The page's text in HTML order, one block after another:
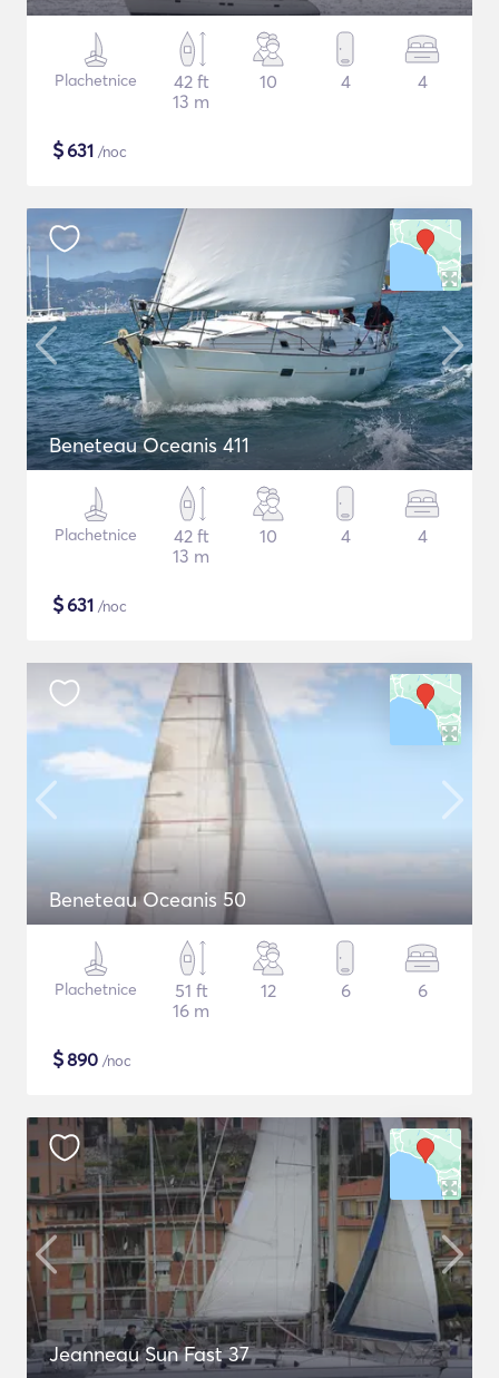
Plachetnice
42 ft
13 m
10 4 4
$631 /noc
Beneteau Oceanis 411
Plachetnice
42 ft
13 m
10 4 4
$631 /noc
Beneteau Oceanis 50
Plachetnice
51 ft
16 m
12 6 6
$890 /noc
Jeanneau Sun Fast 37